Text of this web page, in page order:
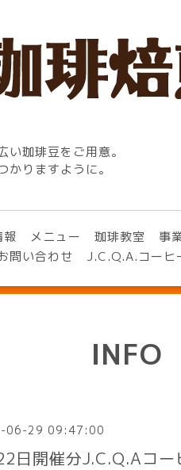
珈琲豆をご用意。
りますように。
報 メニュー 珈琲教室 事
問い合わせ J.C.Q.A.コーヒ
INFO
06-29 09:47:00
日開催分J.C.Q.Aコ